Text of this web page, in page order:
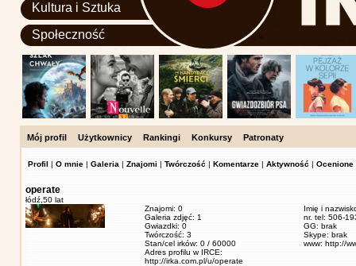
Kultura i Sztuka
Społeczność
Mój profil Użytkownicy Rankingi Konkursy Patronaty
Profil | O mnie | Galeria | Znajomi | Twórczość | Komentarze | Aktywność | Ocenione
operate
łódź, 50 lat
Znajomi: 0
Galeria zdjęć: 1
Gwiazdki: 0
Twórczość: 3
Stan/cel irków: 0 / 60000
Adres profilu w IRCE:
http://irka.com.pl/u/operate
Imię i
nr. tel: 506-
GG: brak
Skype: brak
www: http://